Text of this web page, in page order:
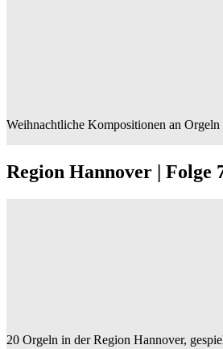
Weihnachtliche Kompositionen an
Region Hannover | Folge
20 Orgeln in der Region Hannover,